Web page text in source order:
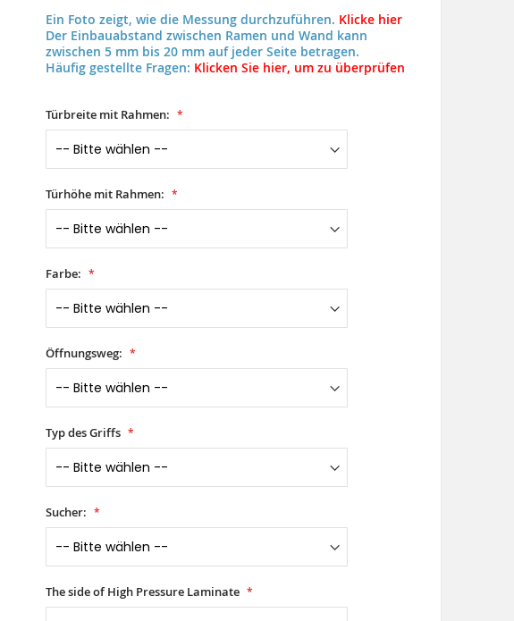
Ein Foto zeigt, wie die Messung durchzuführen. Klicke hier
Der Einbauabstand zwischen Ramen und Wand kann
zwischen 5 mm bis 20 mm auf jeder Seite betragen.
Häufig gestellte Fragen: Klicken Sie hier, um zu überprüfen
Türbreite mit Rahmen:
Türhöhe mit Rahmen:
Farbe:
Öffnungsweg:
Typ des Griffs
Sucher:
The side of High Pressure Laminate